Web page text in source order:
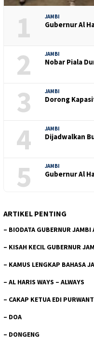
1 JAMBI
Gubernur Al
2 JAMBI
Nobar Piala
3 JAMBI
Dorong
4 JAMBI
Dijadwalkan
5 JAMBI
Gubernur Al
ARTIKEL PENTING
– BIODATA GUBERNUR JAMBI
– KISAH KECIL GUBERNUR
– KAMUS LENGKAP BAHASA
– AL HARIS WAYS – ALWAYS
– CAKAP KETUA EDI
– DOA
– DONGENG